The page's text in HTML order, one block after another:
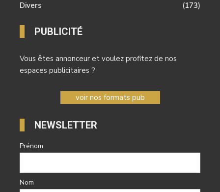
Divers
(173)
PUBLICITÉ
Vous êtes annonceur et voulez profitez de nos
espaces publicitaires ?
voir nos formats pub
NEWSLETTER
Prénom
Nom